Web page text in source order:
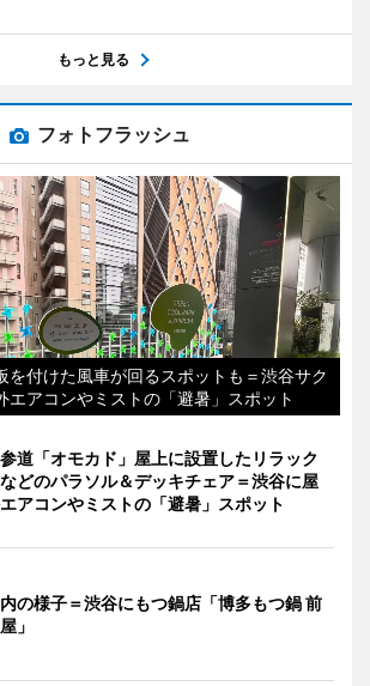
もっと見る
フォトフラッシュ
を付けた風車が回るスポットも＝渋谷サク
エアコンやミストの「避暑」スポット
道「オモカド」屋上に設置したリラック
どのパラソル＆デッキチェア＝渋谷に屋
アコンやミストの「避暑」スポット
の様子＝渋谷にもつ鍋店「博多もつ鍋 前
」